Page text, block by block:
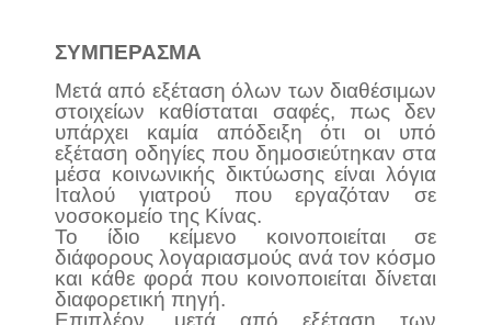
ΣΥΜΠΕΡΑΣΜΑ
Μετά από εξέταση όλων των διαθέσιμων
στοιχείων καθίσταται σαφές, πως δεν
υπάρχει καμία απόδειξη ότι οι υπό
εξέταση οδηγίες που δημοσιεύτηκαν στα
μέσα κοινωνικής δικτύωσης είναι λόγια
Ιταλού γιατρού που εργαζόταν σε
νοσοκομείο της Κίνας.
Το ίδιο κείμενο κοινοποιείται σε
διάφορους λογαριασμούς ανά τον κόσμο
και κάθε φορά που κοινοποιείται δίνεται
διαφορετική πηγή.
Επιπλέον, μετά από εξέταση των